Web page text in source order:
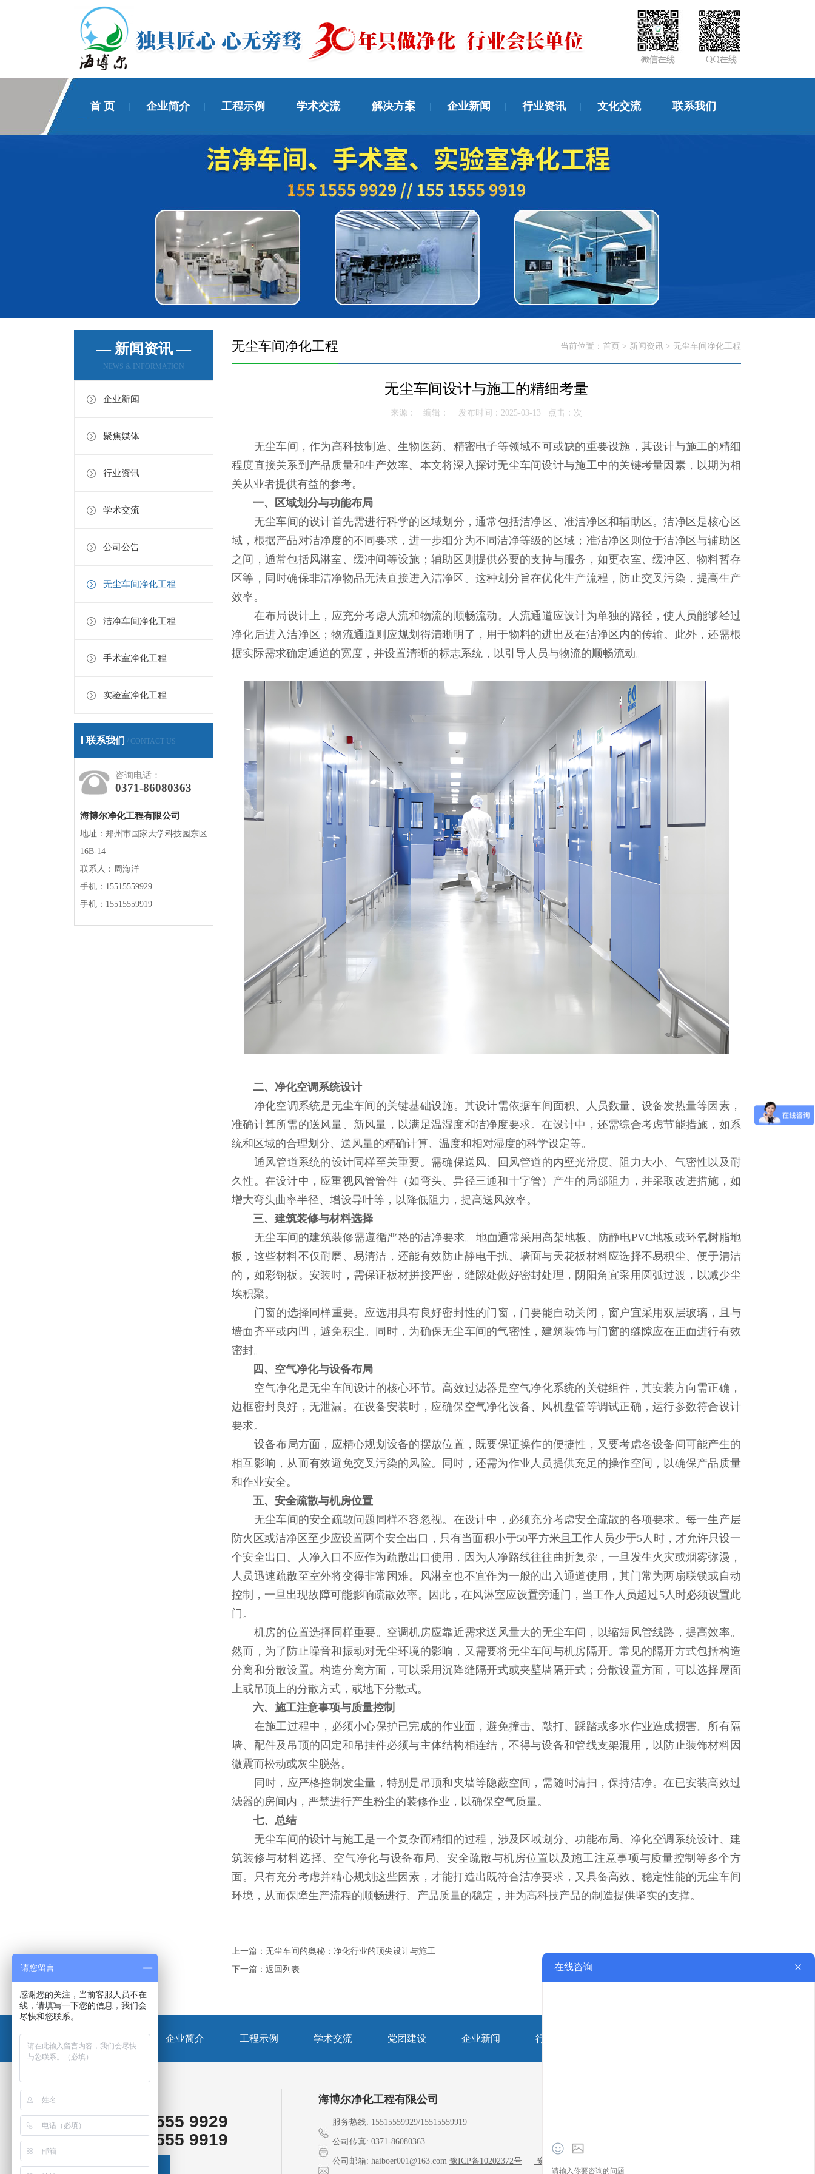
首 页 企业简介 工程示例 学术交流 解决方案 企业新闻 行业资讯 文化交流 联系我们
— 新闻资讯 —
NEWS & INFORMATION
企业新闻
聚焦媒体
行业资讯
学术交流
公司公告
无尘车间净化工程
洁净车间净化工程
手术室净化工程
实验室净化工程
联系我们 / CONTACT US
咨询电话：
0371-86080363
海博尔净化工程有限公司
地址：郑州市国家大学科技园东区
16B-14
联系人：周海洋
手机：15515559929
手机：15515559919
当前位置： 首页 > 新闻资讯 > 无尘车间净化工程
无尘车间净化工程
无尘车间设计与施工的精细考量
来源： 编辑： 发布时间：2025-03-13 点击： 次
无尘车间，作为高科技制造、生物医药、精密电子等领域不可或缺的重要设施，其设计与施工的精细
程度直接关系到产品质量和生产效率。本文将深入探讨无尘车间设计与施工中的关键考量因素，以期为相
关从业者提供有益的参考。
一、区域划分与功能布局
无尘车间的设计首先需进行科学的区域划分，通常包括洁净区、准洁净区和辅助区。洁净区是核心区
域，根据产品对洁净度的不同要求，进一步细分为不同洁净等级的区域；准洁净区则位于洁净区与辅助区
之间，通常包括风淋室、缓冲间等设施；辅助区则提供必要的支持与服务，如更衣室、缓冲区、物料暂存
区等，同时确保非洁净物品无法直接进入洁净区。这种划分旨在优化生产流程，防止交叉污染，提高生产
效率。
在布局设计上，应充分考虑人流和物流的顺畅流动。人流通道应设计为单独的路径，使人员能够经过
净化后进入洁净区；物流通道则应规划得清晰明了，用于物料的进出及在洁净区内的传输。此外，还需根
据实际需求确定通道的宽度，并设置清晰的标志系统，以引导人员与物流的顺畅流动。
二、净化空调系统设计
净化空调系统是无尘车间的关键基础设施。其设计需依据车间面积、人员数量、设备发热量等因素，
准确计算所需的送风量、新风量，以满足温湿度和洁净度要求。在设计中，还需综合考虑节能措施，如系
统和区域的合理划分、送风量的精确计算、温度和相对湿度的科学设定等。
通风管道系统的设计同样至关重要。需确保送风、回风管道的内壁光滑度、阻力大小、气密性以及耐
久性。在设计中，应重视风管管件（如弯头、异径三通和十字管）产生的局部阻力，并采取改进措施，如
增大弯头曲率半径、增设导叶等，以降低阻力，提高送风效率。
三、建筑装修与材料选择
无尘车间的建筑装修需遵循严格的洁净要求。地面通常采用高架地板、防静电PVC地板或环氧树脂地
板，这些材料不仅耐磨、易清洁，还能有效防止静电干扰。墙面与天花板材料应选择不易积尘、便于清洁
的，如彩钢板。安装时，需保证板材拼接严密，缝隙处做好密封处理，阴阳角宜采用圆弧过渡，以减少尘
埃积聚。
门窗的选择同样重要。应选用具有良好密封性的门窗，门要能自动关闭，窗户宜采用双层玻璃，且与
墙面齐平或内凹，避免积尘。同时，为确保无尘车间的气密性，建筑装饰与门窗的缝隙应在正面进行有效
密封。
四、空气净化与设备布局
空气净化是无尘车间设计的核心环节。高效过滤器是空气净化系统的关键组件，其安装方向需正确，
边框密封良好，无泄漏。在设备安装时，应确保空气净化设备、风机盘管等调试正确，运行参数符合设计
要求。
设备布局方面，应精心规划设备的摆放位置，既要保证操作的便捷性，又要考虑各设备间可能产生的
相互影响，从而有效避免交叉污染的风险。同时，还需为作业人员提供充足的操作空间，以确保产品质量
和作业安全。
五、安全疏散与机房位置
无尘车间的安全疏散问题同样不容忽视。在设计中，必须充分考虑安全疏散的各项要求。每一生产层
防火区或洁净区至少应设置两个安全出口，只有当面积小于50平方米且工作人员少于5人时，才允许只设一
个安全出口。人净入口不应作为疏散出口使用，因为人净路线往往曲折复杂，一旦发生火灾或烟雾弥漫，
人员迅速疏散至室外将变得非常困难。风淋室也不宜作为一般的出入通道使用，其门常为两扇联锁或自动
控制，一旦出现故障可能影响疏散效率。因此，在风淋室应设置旁通门，当工作人员超过5人时必须设置此
门。
机房的位置选择同样重要。空调机房应靠近需求送风量大的无尘车间，以缩短风管线路，提高效率。
然而，为了防止噪音和振动对无尘环境的影响，又需要将无尘车间与机房隔开。常见的隔开方式包括构造
分离和分散设置。构造分离方面，可以采用沉降缝隔开式或夹壁墙隔开式；分散设置方面，可以选择屋面
上或吊顶上的分散方式，或地下分散式。
六、施工注意事项与质量控制
在施工过程中，必须小心保护已完成的作业面，避免撞击、敲打、踩踏或多水作业造成损害。所有隔
墙、配件及吊顶的固定和吊挂件必须与主体结构相连结，不得与设备和管线支架混用，以防止装饰材料因
微震而松动或灰尘脱落。
同时，应严格控制发尘量，特别是吊顶和夹墙等隐蔽空间，需随时清扫，保持洁净。在已安装高效过
滤器的房间内，严禁进行产生粉尘的装修作业，以确保空气质量。
七、总结
无尘车间的设计与施工是一个复杂而精细的过程，涉及区域划分、功能布局、净化空调系统设计、建
筑装修与材料选择、空气净化与设备布局、安全疏散与机房位置以及施工注意事项与质量控制等多个方
面。只有充分考虑并精心规划这些因素，才能打造出既符合洁净要求，又具备高效、稳定性能的无尘车间
环境，从而保障生产流程的顺畅进行、产品质量的稳定，并为高科技产品的制造提供坚实的支撑。
上一篇： 无尘车间的奥秘：净化行业的顶尖设计与施工
下一篇： 返回列表
企业简介 工程示例 学术交流 党团建设 企业新闻 行业资讯
155 1555 9929
155 1555 9919
查看联系
海博尔净化工程有限公司
服务热线: 15515559929/15515559919
公司传真: 0371-86080363
公司邮箱: haiboer001@163.com 豫ICP备10202372号 豫公网安
请您留言
感谢您的关注，当前客服人员不在
线，请填写一下您的信息，我们会
尽快和您联系。